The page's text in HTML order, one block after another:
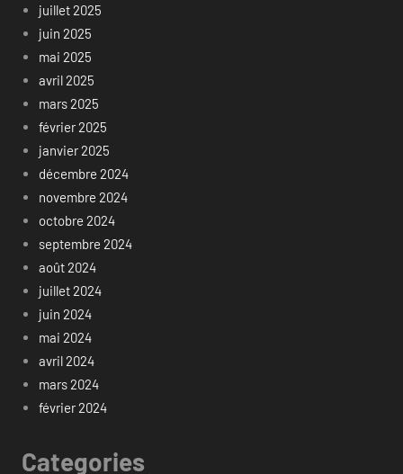
juillet 2025
juin 2025
mai 2025
avril 2025
mars 2025
février 2025
janvier 2025
décembre 2024
novembre 2024
octobre 2024
septembre 2024
août 2024
juillet 2024
juin 2024
mai 2024
avril 2024
mars 2024
février 2024
Categories